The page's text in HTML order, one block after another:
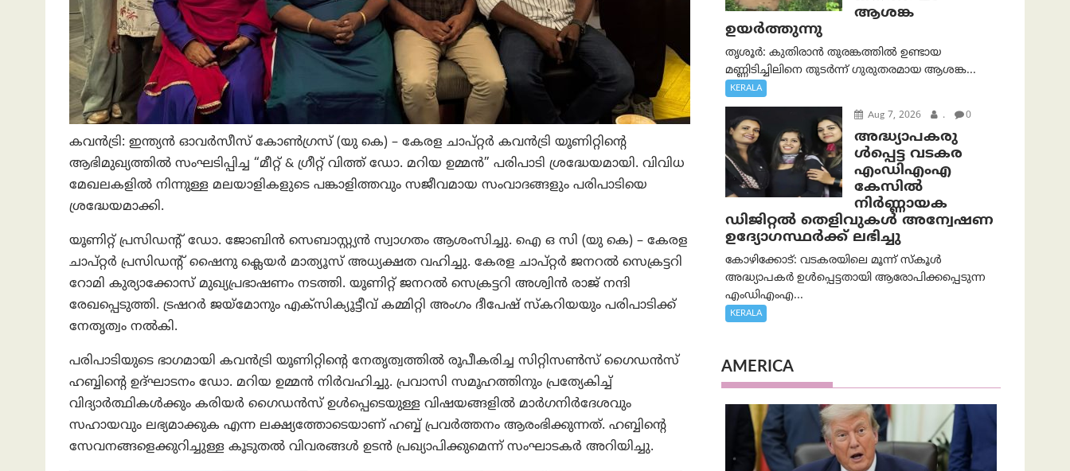
കവൻട്രി: ഇന്ത്യൻ ഓവർസീസ് കോൺഗ്രസ് (യു കെ) – കേരള ചാപ്റ്റർ കവൻട്രി യൂണിറ്റിന്റെ
ആഭിമുഖ്യത്തിൽ സംഘടിപ്പിച്ച “മീറ്റ് & ഗ്രീറ്റ് വിത്ത് ഡോ. മറിയ ഉമ്മൻ” പരിപാടി ശ്രദ്ധേയമായി. വിവിധ
മേഖലകളിൽ നിന്നുള്ള മലയാളികളുടെ പങ്കാളിത്തവും സജീവമായ സംവാദങ്ങളും പരിപാടിയെ
ശ്രദ്ധേയമാക്കി.
യൂണിറ്റ് പ്രസിഡന്റ് ഡോ. ജോബിൻ സെബാസ്റ്റ്യൻ സ്വാഗതം ആശംസിച്ചു. ഐ ഒ സി (യു കെ) – കേരള
ചാപ്റ്റർ പ്രസിഡന്റ് ഷൈനു ക്ലെയർ മാത്യൂസ് അധ്യക്ഷത വഹിച്ചു. കേരള ചാപ്റ്റർ ജനറൽ സെക്രട്ടറി
റോമി കുര്യാക്കോസ് മുഖ്യപ്രഭാഷണം നടത്തി. യൂണിറ്റ് ജനറൽ സെക്രട്ടറി അശ്വിൻ രാജ് നന്ദി
രേഖപ്പെടുത്തി. ട്രഷറർ ജയ്മോനും എക്സിക്യൂട്ടീവ് കമ്മിറ്റി അംഗം ദീപേഷ് സ്കറിയയും പരിപാടിക്ക്
നേതൃത്വം നൽകി.
പരിപാടിയുടെ ഭാഗമായി കവൻട്രി യൂണിറ്റിന്റെ നേതൃത്വത്തിൽ രൂപീകരിച്ച സിറ്റിസൺസ് ഗൈഡൻസ്
ഹബ്ബിന്റെ ഉദ്ഘാടനം ഡോ. മറിയ ഉമ്മൻ നിർവഹിച്ചു. പ്രവാസി സമൂഹത്തിനും പ്രത്യേകിച്ച്
വിദ്യാർത്ഥികൾക്കും കരിയർ ഗൈഡൻസ് ഉൾപ്പെടെയുള്ള വിഷയങ്ങളിൽ മാർഗനിർദേശവും
സഹായവും ലഭ്യമാക്കുക എന്ന ലക്ഷ്യത്തോടെയാണ് ഹബ്ബ് പ്രവർത്തനം ആരംഭിക്കുന്നത്. ഹബ്ബിന്റെ
സേവനങ്ങളെക്കുറിച്ചുള്ള കൂടുതൽ വിവരങ്ങൾ ഉടൻ പ്രഖ്യാപിക്കുമെന്ന് സംഘാടകർ അറിയിച്ചു.
ആശങ്ക
ഉയർത്തുന്നു
തൃശൂർ: കുതിരാൻ തുരങ്കത്തിൽ ഉണ്ടായ
മണ്ണിടിച്ചിലിനെ തുടർന്ന് ഗുരുതരമായ ആശങ്ക...
KERALA
Aug 7, 2026 . 0
അദ്ധ്യാപകരു
ള്‍പ്പെട്ട വടകര
എംഡി‌എം‌എ
കേസില്‍
നിര്‍ണ്ണായക
ഡിജിറ്റല്‍ തെളിവുകള്‍ അന്വേഷണ
ഉദ്യോഗസ്ഥര്‍ക്ക് ലഭിച്ചു
കോഴിക്കോട്: വടകരയിലെ മൂന്ന് സ്കൂൾ
അദ്ധ്യാപകർ ഉൾപ്പെട്ടതായി ആരോപിക്കപ്പെടുന്ന
എംഡിഎംഎ...
KERALA
AMERICA